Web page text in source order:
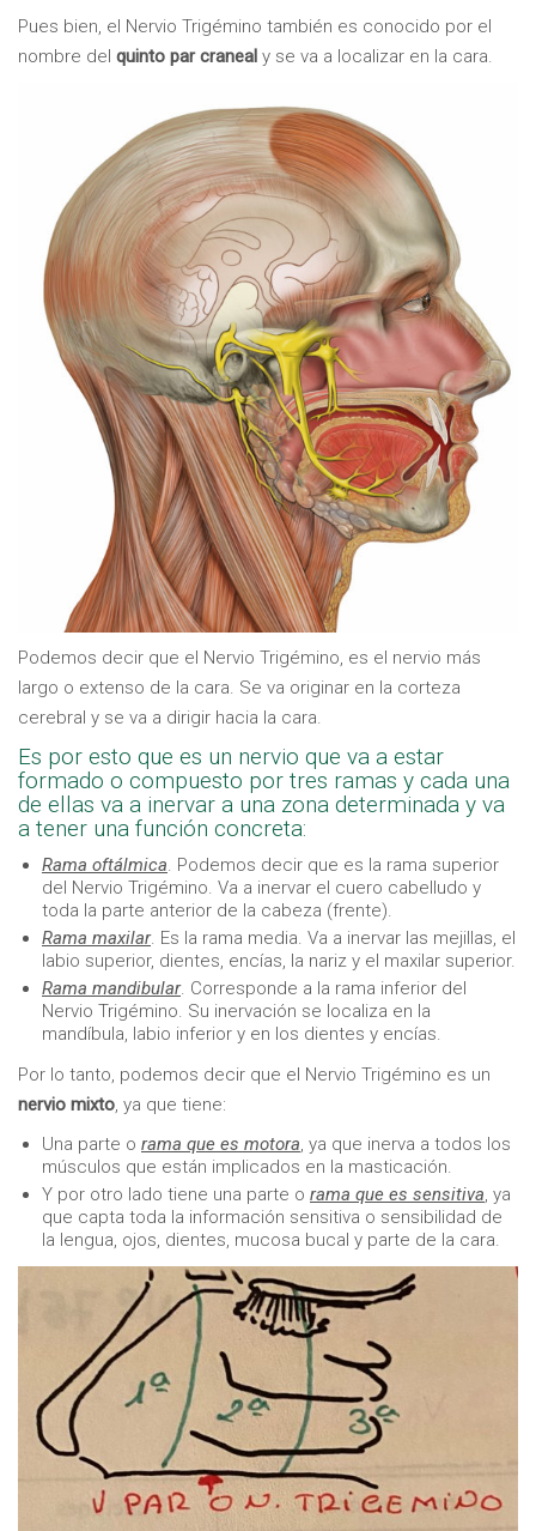
Pues bien, el Nervio Trigémino también es conocido por el
nombre del quinto par craneal y se va a localizar en la cara.
Podemos decir que el Nervio Trigémino, es el nervio más
largo o extenso de la cara. Se va originar en la corteza
cerebral y se va a dirigir hacia la cara.
Es por esto que es un nervio que va a estar
formado o compuesto por tres ramas y cada una
de ellas va a inervar a una zona determinada y va
a tener una función concreta:
Rama oftálmica. Podemos decir que es la rama superior
del Nervio Trigémino. Va a inervar el cuero cabelludo y
toda la parte anterior de la cabeza (frente).
Rama maxilar. Es la rama media. Va a inervar las mejillas, el
labio superior, dientes, encías, la nariz y el maxilar superior.
Rama mandibular. Corresponde a la rama inferior del
Nervio Trigémino. Su inervación se localiza en la
mandíbula, labio inferior y en los dientes y encías.
Por lo tanto, podemos decir que el Nervio Trigémino es un
nervio mixto , ya que tiene:
Una parte o rama que es motora, ya que inerva a todos los
músculos que están implicados en la masticación.
Y por otro lado tiene una parte o rama que es sensitiva, ya
que capta toda la información sensitiva o sensibilidad de
la lengua, ojos, dientes, mucosa bucal y parte de la cara.